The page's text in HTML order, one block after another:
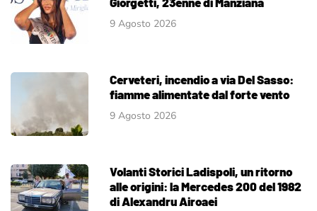
9 Agosto 2026
Cerveteri, incendio a via Del Sasso:
fiamme alimentate dal forte vento
9 Agosto 2026
Volanti Storici Ladispoli, un ritorno
alle origini: la Mercedes 200 del 1982
di Alexandru Airoaei